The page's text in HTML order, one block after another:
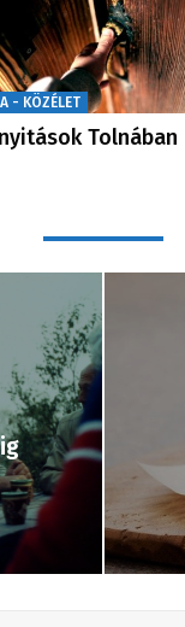
- KÖZÉLET
Tolnában